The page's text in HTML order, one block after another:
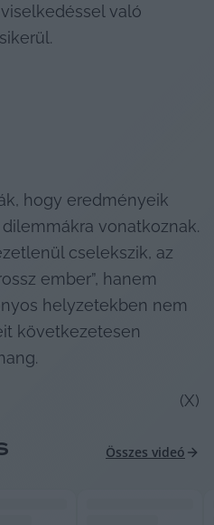
való
hogy eredményeik
vonatkoznak.
cselekszik, az
ember”, hanem
helyzetekben nem
következetesen
(X)
Összes videó